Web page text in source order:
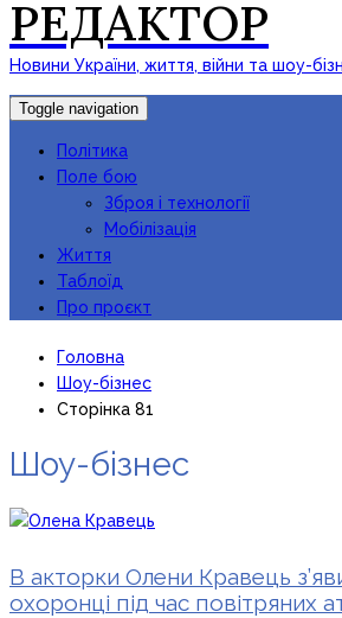
РЕДАКТОР
Новини України, життя, війни та шоу-
Toggle navigation
Політика
Поле бою
Зброя і технології
Мобілізація
Життя
Таблоїд
Про проєкт
Головна
Шоу-бізнес
Сторінка 81
Шоу-бізнес
В акторки Олени Кравець
охоронці під час повітряних